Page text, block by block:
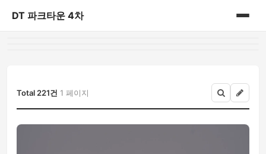
DT 파크타운 4차
Total 221건 1 페이지